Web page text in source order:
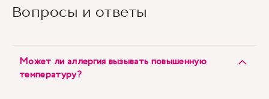
Вопросы и ответы
Может ли аллергия вызывать повышенную
температуру?